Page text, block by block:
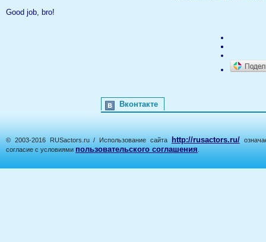
Good job, bro!
Вконтакте
© 2003-2016 RUSactors.ru / Использование сайта http://rusactors.ru/
согласие с условиями пользовательского соглашения